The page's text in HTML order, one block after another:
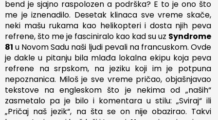
bend je sjajno raspolozen a podrška? E to je ono što
me je iznenadilo. Desetak klinaca sve vreme skače,
neki mašu rukama kao helikopteri i dosta njih peva
refrene, što me je fasciniralo kao kad su uz Syndrome
81 u Novom Sadu naši ljudi pevali na francuskom. Ovde
je dakle u pitanju bila mlađa lokalna ekipu koja peva
refrene na srpskom, na jeziku koji im je potpuna
nepoznanica. Miloš je sve vreme pričao, objašnjavao
tekstove na engleskom što je nekima od „naših“
zasmetalo pa je bilo i komentara u stilu: „Sviraj“ ili
„Pričaj naš jezik“, na šta se on nije obazirao. Takvi